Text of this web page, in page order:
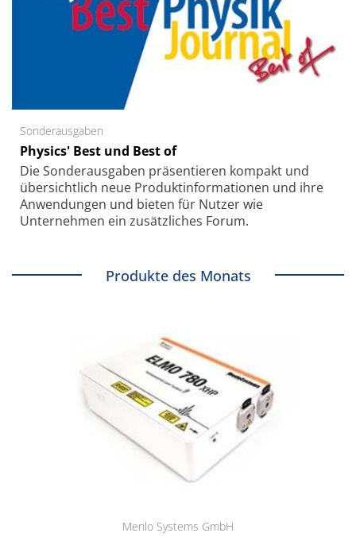
Sonderausgaben
Physics' Best und Best of
Die Sonder­ausgaben präsentieren kompakt und
übersichtlich neue Produkt­informationen und ihre
Anwendungen und bieten für Nutzer wie
Unternehmen ein zusätzliches Forum.
Produkte des Monats
Menlo Systems GmbH